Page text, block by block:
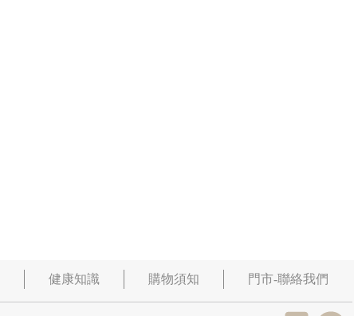
健康知識 購物須知 門市-聯絡我們